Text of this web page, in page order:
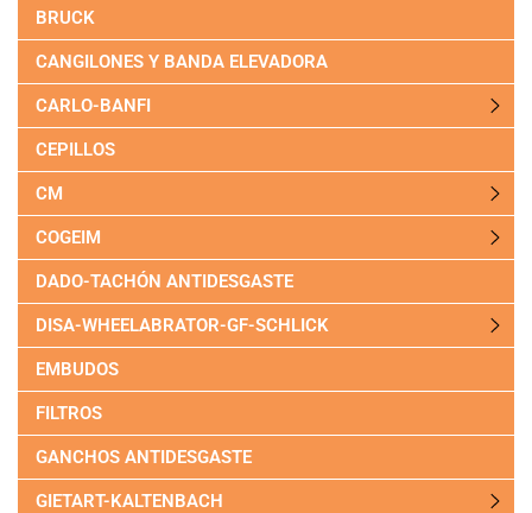
BRUCK
CANGILONES Y BANDA ELEVADORA
CARLO-BANFI
CEPILLOS
CM
COGEIM
DADO-TACHÓN ANTIDESGASTE
DISA-WHEELABRATOR-GF-SCHLICK
EMBUDOS
FILTROS
GANCHOS ANTIDESGASTE
GIETART-KALTENBACH